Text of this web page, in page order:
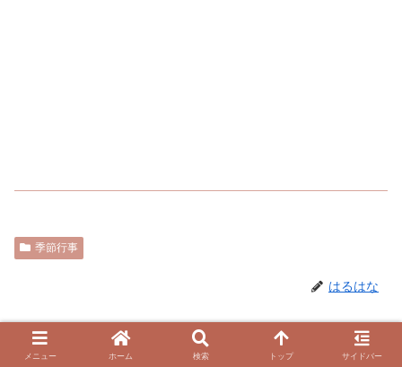
季節行事
はるはな
関連記事
メニュー ホーム 検索 トップ サイドバー